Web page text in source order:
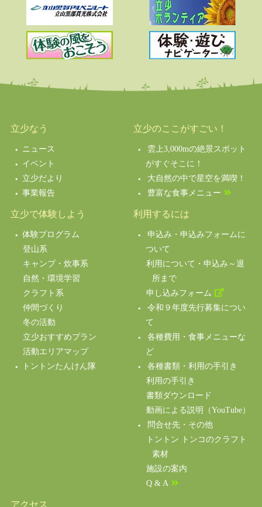
立少なう
ニュース
イベント
立少だより
事業報告
立少のここがすごい！
雲上3,000mの絶景スポット
がすぐそこに！
大自然の中で星空を満喫！
豊富な食事メニュー
立少で体験しよう
体験プログラム
登山系
キャンプ・炊事系
自然・環境学習
クラフト系
仲間づくり
冬の活動
立少おすすめプラン
活動エリアマップ
トントンたんけん隊
利用するには
申込み・申込みフォームに
ついて
利用について・申込み～退
所まで
申し込みフォーム
令和９年度先行募集につい
て
各種費用・食事メニューな
ど
各種書類・利用の手引き
利用の手引き
書類ダウンロード
動画による説明（YouTube）
問合せ先・その他
トントン トンコのクラフト
素材
施設の案内
Q & A
アクセス